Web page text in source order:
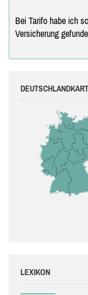
Bei Tarifo habe ich
Versicherung
LEXIKON